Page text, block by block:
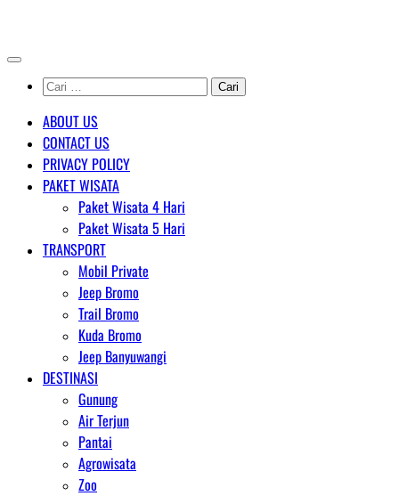
content
Cari
untuk:
ABOUT US
CONTACT US
PRIVACY POLICY
PAKET WISATA
Paket Wisata 4 Hari
Paket Wisata 5 Hari
TRANSPORT
Mobil Private
Jeep Bromo
Trail Bromo
Kuda Bromo
Jeep Banyuwangi
DESTINASI
Gunung
Air Terjun
Pantai
Agrowisata
Zoo